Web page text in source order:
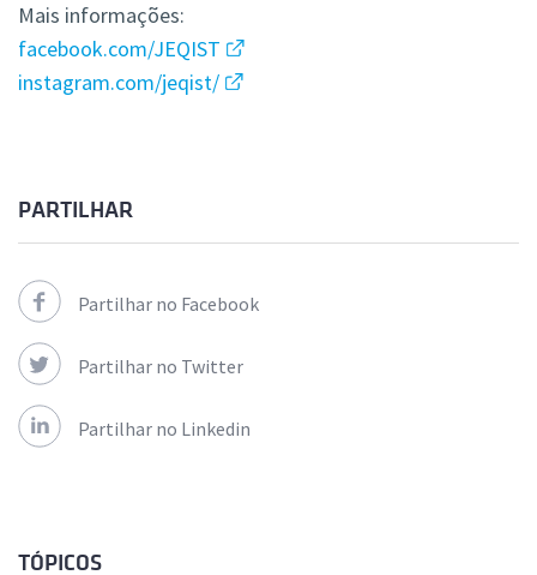
Mais informações:
facebook.com/JEQIST
instagram.com/jeqist/
PARTILHAR
Partilhar no Facebook
Partilhar no Twitter
Partilhar no Linkedin
TÓPICOS